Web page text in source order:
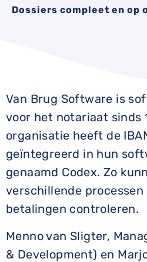
Dossiers compleet en op
Van Brug Software is
voor het notariaat sinds
organisatie heeft de
geïntegreerd in hun
genaamd Codex. Zo
verschillende
betalingen controleren.
Menno van Sligter,
& Development) en